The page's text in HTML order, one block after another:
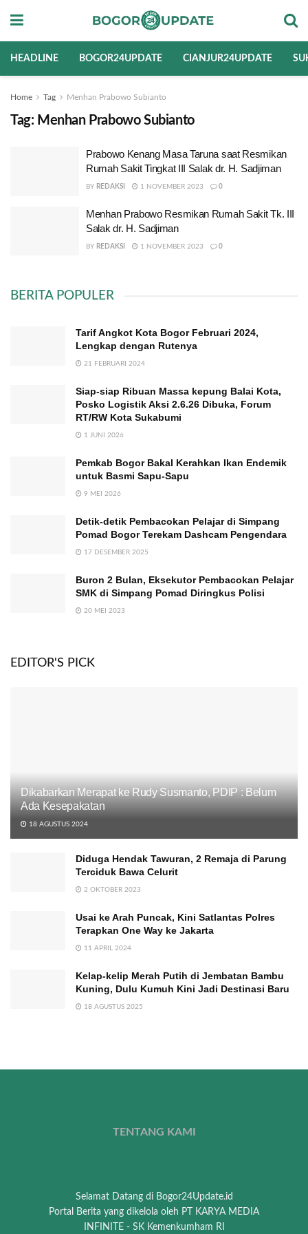
HEADLINE BOGOR24UPDATE CIANJUR24UPDATE
Home Tag Menhan Prabowo Subianto
Tag: Menhan Prabowo Subianto
Prabowo Kenang Masa Taruna saat Resmikan
Rumah Sakit Tingkat III Salak dr. H. Sadjiman
BY REDAKSI 1 NOVEMBER 2023 0
Menhan Prabowo Resmikan Rumah Sakit Tk. III
Salak dr. H. Sadjiman
BY REDAKSI 1 NOVEMBER 2023 0
BERITA POPULER
Tarif Angkot Kota Bogor Februari 2024,
Lengkap dengan Rutenya
21 FEBRUARI 2024
Siap-siap Ribuan Massa kepung Balai Kota,
Posko Logistik Aksi 2.6.26 Dibuka, Forum
RT/RW Kota Sukabumi
1 JUNI 2026
Pemkab Bogor Bakal Kerahkan Ikan Endemik
untuk Basmi Sapu-Sapu
9 MEI 2026
Detik-detik Pembacokan Pelajar di Simpang
Pomad Bogor Terekam Dashcam Pengendara
17 DESEMBER 2025
Buron 2 Bulan, Eksekutor Pembacokan Pelajar
SMK di Simpang Pomad Diringkus Polisi
20 MEI 2023
EDITOR'S PICK
Dikabarkan Merapat ke Rudy Susmanto, PDIP : Belum
Ada Kesepakatan
18 AGUSTUS 2024
Diduga Hendak Tawuran, 2 Remaja di Parung
Terciduk Bawa Celurit
2 OKTOBER 2023
Usai ke Arah Puncak, Kini Satlantas Polres
Terapkan One Way ke Jakarta
11 APRIL 2024
Kelap-kelip Merah Putih di Jembatan Bambu
Kuning, Dulu Kumuh Kini Jadi Destinasi Baru
18 AGUSTUS 2025
TENTANG KAMI
Selamat Datang di Bogor24Update.id
Portal Berita yang dikelola oleh PT KARYA MEDIA
INFINITE - SK Kemenkumham RI